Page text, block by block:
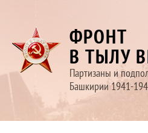
ФРОНТ
В ТЫЛУ
Партизаны и
Башкирии 1941-